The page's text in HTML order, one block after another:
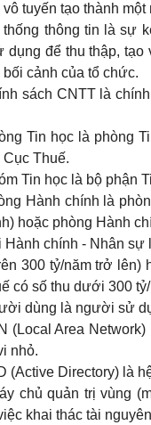
tuyến tạo thành
thống thông tin là sự
dụng để thu thập,
cảnh của tổ chức.
sách CNTT là
Tin học là phòng
Cục Thuế.
Tin học là bộ phận
Hành chính là
hoặc phòng Hành
Hành chính - Nhân sự
300 tỷ/năm trở
có số thu dưới 300
dùng là người sử
(Local Area
nhỏ.
(Active Directory) là
chủ quản trị vùng
khai thác tài